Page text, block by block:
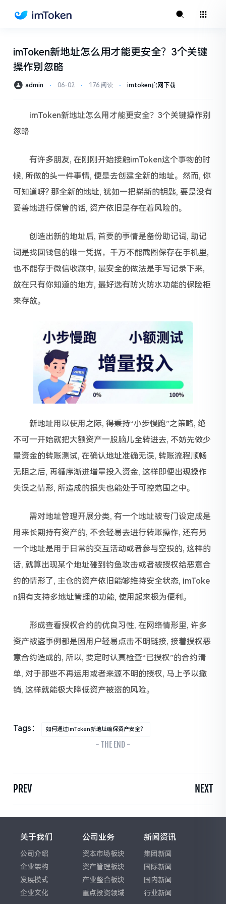
imToken新地址怎么用才能更安全？3个关键
操作别忽略
admin ⋅ 06-02 ⋅ 176 阅读 ⋅ imtoken官网下载
imToken新地址怎么用才能更安全？3个关键操作别
忽略
有许多朋友, 在刚刚开始接触imToken这个事物的时
候, 所做的头一件事情, 便是去创建全新的地址。然而, 你
可知道呀? 那全新的地址, 犹如一把崭新的钥匙, 要是没有
妥善地进行保管的话, 资产依旧是存在着风险的。
创造出新的地址后, 首要的事情是备份助记词, 助记
词是找回钱包的唯一凭据，千万不能截图保存在手机里,
也不能存于微信收藏中, 最安全的做法是手写记录下来,
放在只有你知道的地方, 最好选有防火防水功能的保险柜
来存放。
新地址用以使用之际, 得秉持“小步慢跑”之策略, 绝
不可一开始就把大额资产一股脑儿全转进去, 不妨先做少
量资金的转账测试, 在确认地址准确无误, 转账流程顺畅
无阻之后, 再循序渐进增量投入资金, 这样即便出现操作
失误之情形, 所造成的损失也能处于可控范围之中。
需对地址管理开展分类, 有一个地址被专门设定成是
用来长期持有资产的, 不会轻易去进行转账操作, 还有另
一个地址是用于日常的交互活动或者参与空投的, 这样的
话, 就算出现某个地址碰到钓鱼攻击或者被授权给恶意合
约的情形了, 主仓的资产依旧能够维持安全状态, imToke
n拥有支持多地址管理的功能, 使用起来极为便利。
形成查看授权合约的优良习性, 在网络情形里, 许多
资产被盗事例都是因用户轻易点击不明链接, 接着授权恶
意合约造成的, 所以, 要定时认真检查“已授权”的合约清
单, 对于那些不再运用或者来源不明的授权, 马上予以撤
销, 这样就能极大降低资产被盗的风险。
Tags： 如何通过imToken新地址确保资产安全？
- THE END -
PREV NEXT
关于我们
公司介绍
企业架构
发展模式
企业文化
公司业务
资本市场板块
资产管理板块
产业整合板块
重点投资领域
新闻资讯
集团新闻
国际新闻
国内新闻
行业新闻